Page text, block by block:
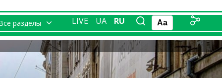
разделы LIVE UA RU Aa